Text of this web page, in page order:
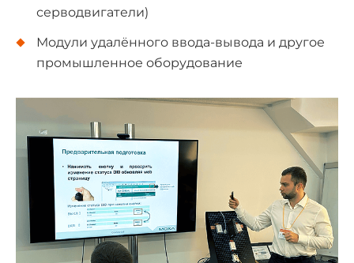
серводвигатели)
Модули удалённого ввода-вывода и другое
промышленное оборудование